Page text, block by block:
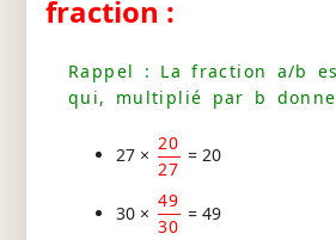
fraction :
Rappel : La fraction a/b
qui, multiplié par b
27 ×
20
27
= 20
30 ×
49
30
= 49